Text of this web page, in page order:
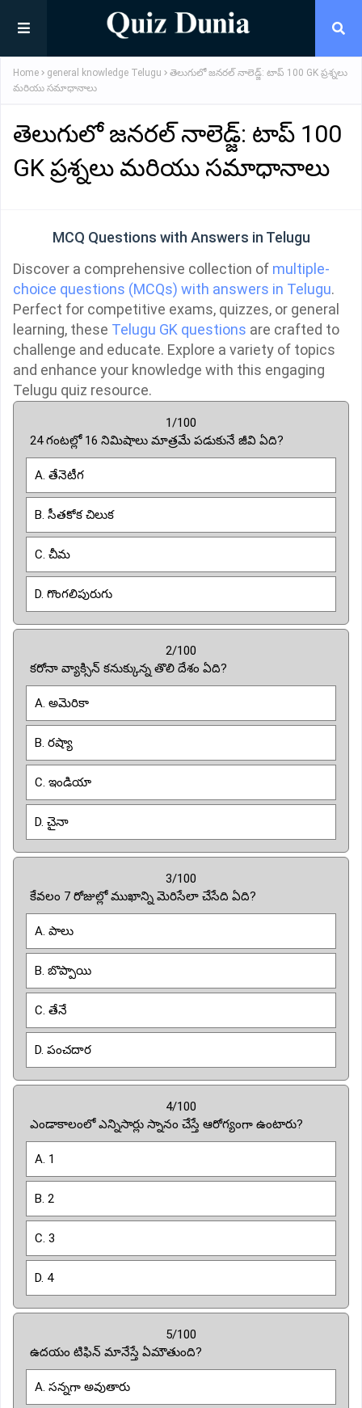
Home general knowledge Telugu
తెలుగులో జనరల్ నాలెడ్జ్: టాప్ 100 GK ప్రశ్నలు
మరియు సమాధానాలు
తెలుగులో జనరల్ నాలెడ్జ్: టాప్ 100
GK ప్రశ్నలు మరియు సమాధానాలు
MCQ Questions with Answers in Telugu
Discover a comprehensive collection of multiple-
choice questions (MCQs) with answers in Telugu.
Perfect for competitive exams, quizzes, or general
learning, these Telugu GK questions are crafted to
challenge and educate. Explore a variety of topics
and enhance your knowledge with this engaging
Telugu quiz resource.
1/100
24 గంటల్లో 16 నిమిషాలు మాత్రమే పడుకునే జీవి ఏది?
A. తేనెటీగ
B. సీతకోక చిలుక
C. చీమ
D. గొంగలిపురుగు
2/100
కరోనా వ్యాక్సిన్ కనుక్కున్న తొలి దేశం ఏది?
A. అమెరికా
B. రష్యా
C. ఇండియా
D. చైనా
3/100
కేవలం 7 రోజుల్లో ముఖాన్ని మెరిసేలా చేసేది ఏది?
A. పాలు
B. బొప్పాయి
C. తేనే
D. పంచదార
4/100
ఎండాకాలంలో ఎన్నిసార్లు స్నానం చేస్తే ఆరోగ్యంగా ఉంటారు?
A. 1
B. 2
C. 3
D. 4
5/100
ఉదయం టిఫిన్ మానేస్తే ఏమౌతుంది?
A. సన్నగా అవుతారు